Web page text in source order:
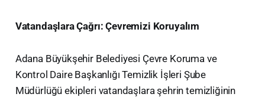
Vatandaşlara Çağrı: Çevremizi Koruyalım
Adana Büyükşehir Belediyesi Çevre Koruma ve
Kontrol Daire Başkanlığı Temizlik İşleri Şube
Müdürlüğü ekipleri vatandaşlara şehrin temizliğinin